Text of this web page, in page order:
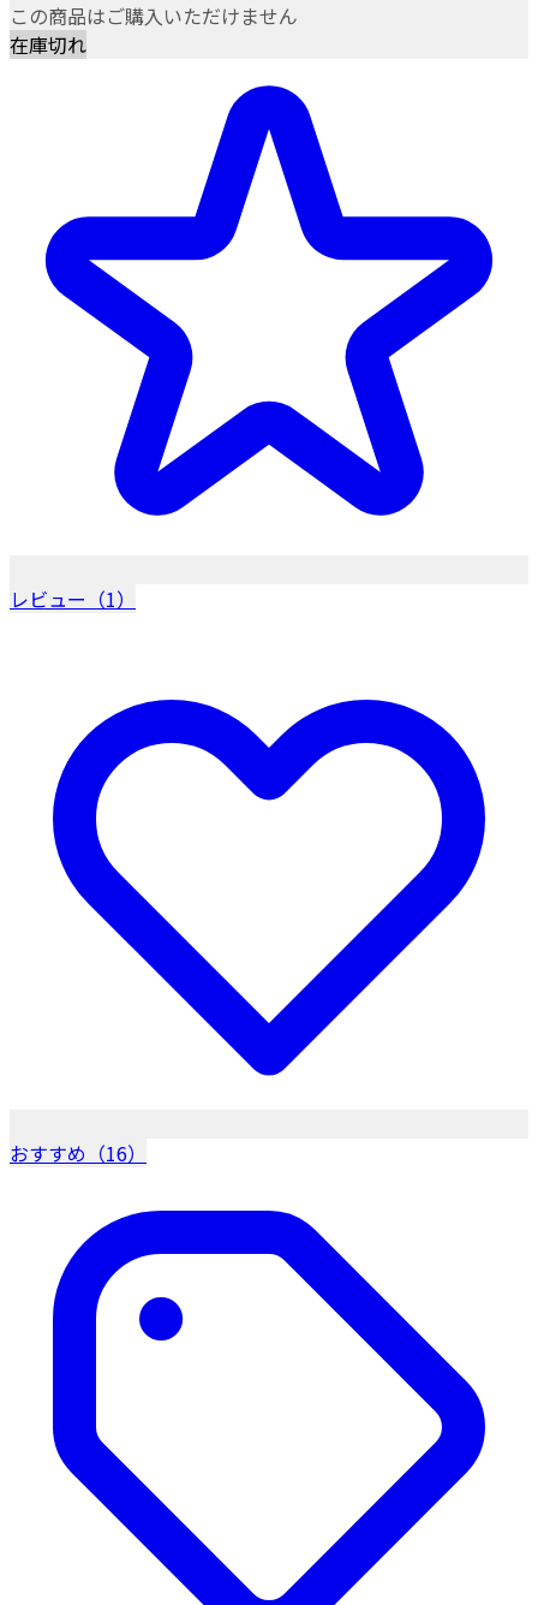
この商品はご購入いただけません
在庫切れ
レビュー（1）
おすすめ（16）